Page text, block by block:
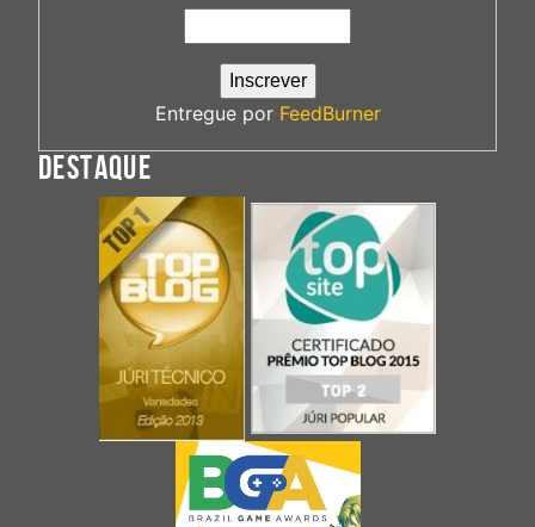
Entregue por FeedBurner
DESTAQUE